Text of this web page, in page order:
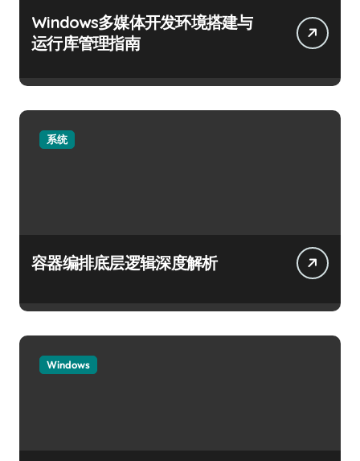
Windows多媒体开发环境搭建与
运行库管理指南
系统
容器编排底层逻辑深度解析
Windows